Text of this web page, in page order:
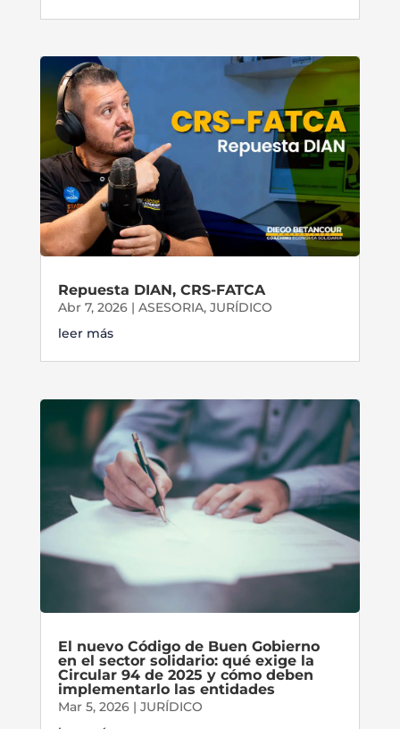
Repuesta DIAN, CRS-FATCA
Abr 7, 2026| ASESORIA, JURÍDICO
leer más
El nuevo Código de Buen Gobierno
en el sector solidario: qué exige la
Circular 94 de 2025 y cómo deben
implementarlo las entidades
Mar 5, 2026| JURÍDICO